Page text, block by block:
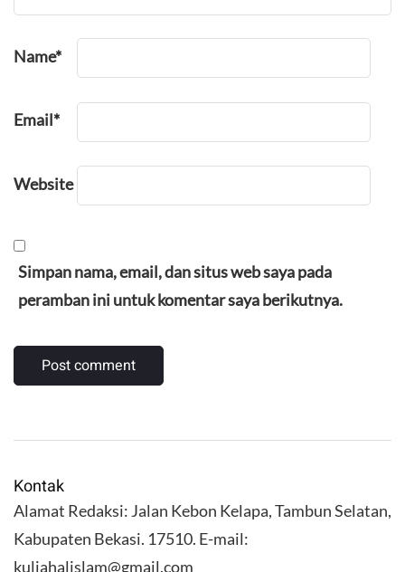
Name*
Email*
Website
Simpan nama, email, dan situs web saya pada
peramban ini untuk komentar saya berikutnya.
Kontak
Alamat Redaksi: Jalan Kebon Kelapa, Tambun Selatan,
Kabupaten Bekasi. 17510. E-mail:
kuliahalislam@gmail.com